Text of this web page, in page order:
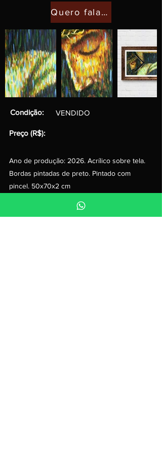
Quero falar com o artista
Condição: VENDIDO
Preço (R$):
Ano de produção: 2026. Acrílico sobre tela.
Bordas pintadas de preto. Pintado com
pincel. 50x70x2 cm